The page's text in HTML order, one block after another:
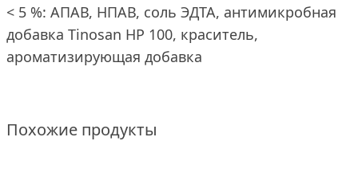
< 5 %: АПАВ, НПАВ, соль ЭДТА, антимикробная
добавка Tinosan HP 100, краситель,
ароматизирующая добавка
Похожие продукты